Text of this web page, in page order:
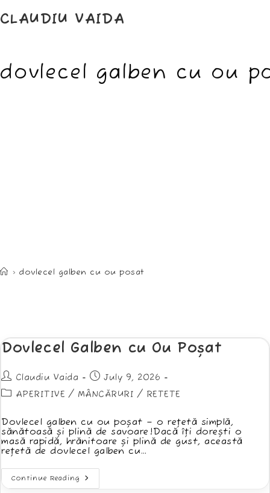
to
content
CLAUDIU VAIDA
dovlecel galben cu ou
> dovlecel galben cu ou posat
Dovlecel Galben cu Ou Poșat
Post
author:
Claudiu Vaida
Post
published:
July 9, 2026
PostAPERITIVE / MÂNCĂRURI / RETETE
Dovlecel galben cu ou poșat – o rețetă simplă,
sănătoasă și plină de savoare!Dacă îți dorești o
masă rapidă, hrănitoare și plină de gust, această
rețetă de dovlecel galben cu…
Continue Reading Dovlecel
Galben